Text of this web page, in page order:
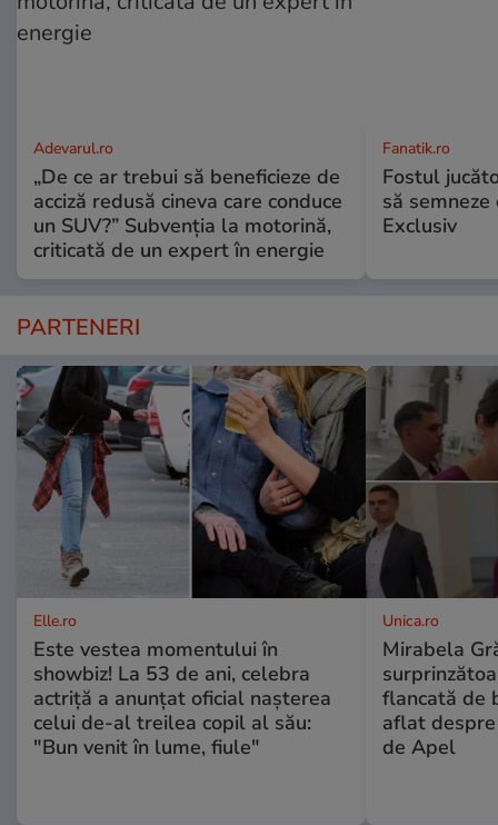
Adevarul.ro
„De ce ar trebui să beneficieze de
acciză redusă cineva care conduce
un SUV?” Subvenția la motorină,
criticată de un expert în energie
Fanatik.ro
Fostul
să semneze
Exclusiv
PARTENERI
Elle.ro
Este vestea momentului în
showbiz! La 53 de ani, celebra
actriță a anunțat oficial nașterea
celui de-al treilea copil al său:
"Bun venit în lume, fiule"
Unica.ro
Mirabela
flancată de
aflat
de Apel